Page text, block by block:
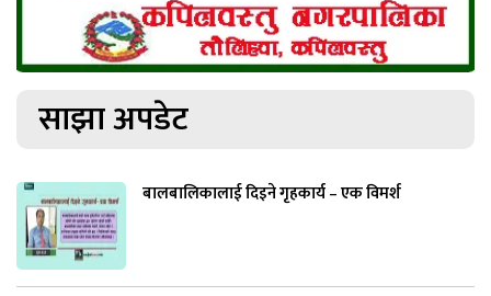
साझा अपडेट
बालबालिकालाई दिइने गृहकार्य – एक विमर्श